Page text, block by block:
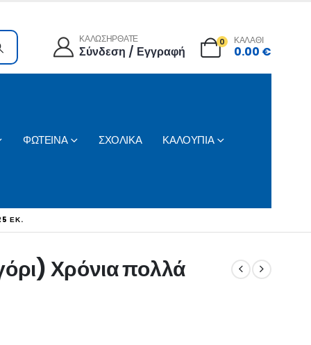
ΚΑΛΩΣΗΡΘΑΤΕ
Σύνδεση / Εγγραφή
0 ΚΑΛΑΘΙ
0.00 €
ΦΩΤΕΙΝΑ ΣΧΟΛΙΚΑ ΚΑΛΟΥΠΙΑ
ΕΚ.
Χρόνια πολλά